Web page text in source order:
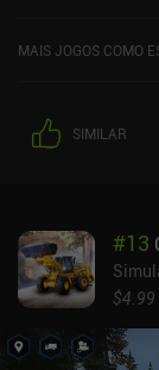
MAIS JOGOS COMO
SIMILAR
#13
$4.99